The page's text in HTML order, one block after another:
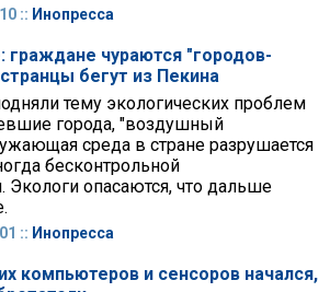
:: Инопресса
граждане чураются "городов-
бегут из Пекина
тему экологических проблем
города, "воздушный
среда в стране разрушается
бесконтрольной
Экологи опасаются, что дальше
:: Инопресса
компьютеров и сенсоров начался,